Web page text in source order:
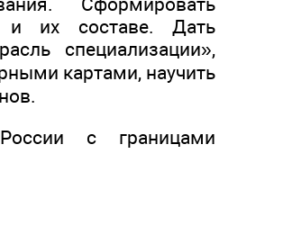
и их составе. Дать
специализации»,
картами, научить
России с границами